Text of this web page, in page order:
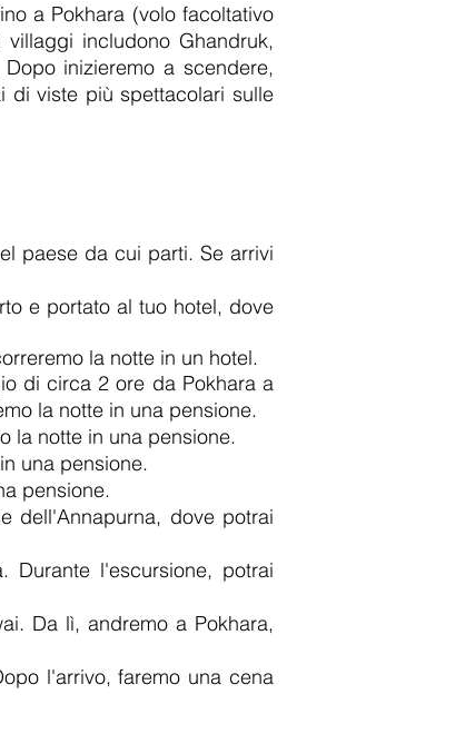
a Pokhara (volo facoltativo
includono Ghandruk,
inizieremo a scendere,
di viste più spettacolari sulle
paese da cui parti. Se arrivi
e portato al tuo hotel, dove
la notte in un hotel.
di circa 2 ore da Pokhara a
la notte in una pensione.
la notte in una pensione.
una pensione.
pensione.
dell'Annapurna, dove potrai
l'escursione, potrai
Da lì, andremo a Pokhara,
l'arrivo, faremo una cena